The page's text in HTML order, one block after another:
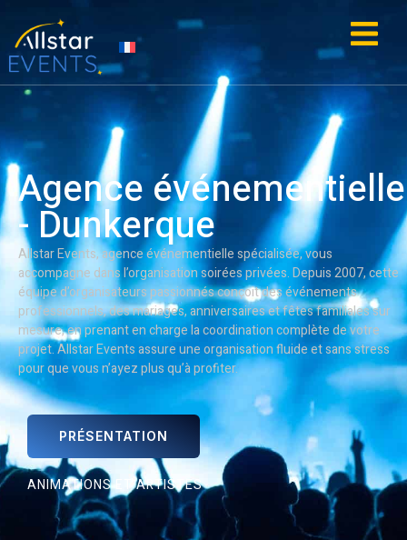
principal
ACTUALITÉS
Agence événementielle
- Dunkerque
Allstar Events, agence événementielle spécialisée, vous
accompagne dans l’organisation soirées privées. Depuis 2007, cette
équipe d’organisateurs passionnés conçoit des événements
professionnels, des mariages, anniversaires et fêtes familiales sur
mesure, en prenant en charge la coordination complète de votre
projet. Allstar Events assure une organisation fluide et sans stress
pour que vous n’ayez plus qu’à profiter.
PRÉSENTATION
ANIMATIONS ET ARTISTES